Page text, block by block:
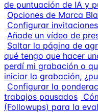
de puntuación de IA y
Opciones de Marca
Configurar
Añade un vídeo de
Saltar la página de
qué tengo que hacer
perdí mi grabación o
iniciar la grabación,
Configurar la
trabajos pausados
(Followups) para la